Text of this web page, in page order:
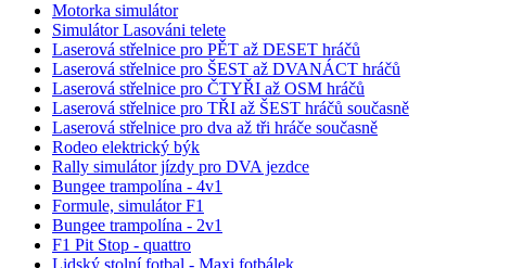
Motorka simulátor
Simulátor Lasováni telete
Laserová střelnice pro PĚT až DESET hráčů
Laserová střelnice pro ŠEST až DVANÁCT hráčů
Laserová střelnice pro ČTYŘI až OSM hráčů
Laserová střelnice pro TŘI až ŠEST hráčů současně
Laserová střelnice pro dva až tři hráče současně
Rodeo elektrický býk
Rally simulátor jízdy pro DVA jezdce
Bungee trampolína - 4v1
Formule, simulátor F1
Bungee trampolína - 2v1
F1 Pit Stop - quattro